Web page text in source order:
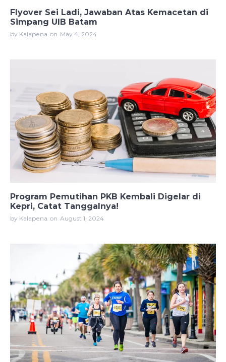
Flyover Sei Ladi, Jawaban Atas Kemacetan di
Simpang UIB Batam
by Kalapena on May 4, 2024
Program Pemutihan PKB Kembali Digelar di
Kepri, Catat Tanggalnya!
by Kalapena on August 1, 2024